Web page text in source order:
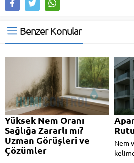
Benzer Konular
Yüksek Nem Oranı
Sağlığa Zararlı mı?
Uzman Görüşleri ve
Çözümler
Nem